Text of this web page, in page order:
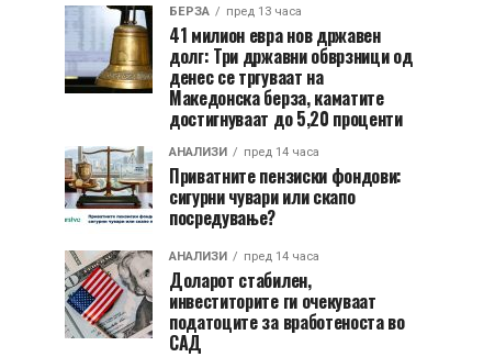
БЕРЗА пред 13 часа
41 милион евра нов државен
долг: Три државни обврзници од
денес се тргуваат на
Македонска берза, каматите
достигнуваат до 5,20 проценти
АНАЛИЗИ пред 14 часа
Приватните пензиски фондови:
сигурни чувари или скапо
посредување?
АНАЛИЗИ пред 14 часа
Доларот стабилен,
инвеститорите ги очекуваат
податоците за вработеноста во
САД